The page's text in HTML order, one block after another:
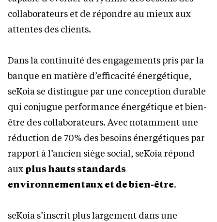
collaborateurs et de répondre au mieux aux
attentes des clients.
Dans la continuité des engagements pris par la
banque en matière d’efficacité énergétique,
seKoia se distingue par une conception durable
qui conjugue performance énergétique et bien-
être des collaborateurs. Avec notamment une
réduction de 70% des besoins énergétiques par
rapport à l’ancien siège social, seKoia répond
aux plus hauts standards
environnementaux et de bien-être.
seKoia s’inscrit plus largement dans une